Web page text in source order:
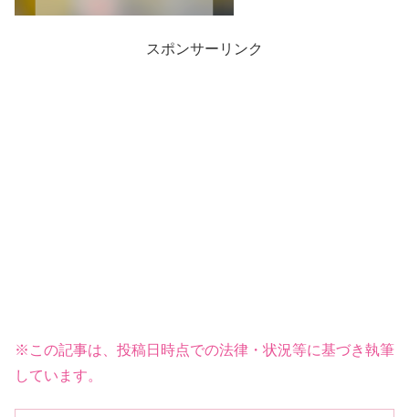
スポンサーリンク
※この記事は、投稿日時点での法律・状況等に基づき執筆
しています。